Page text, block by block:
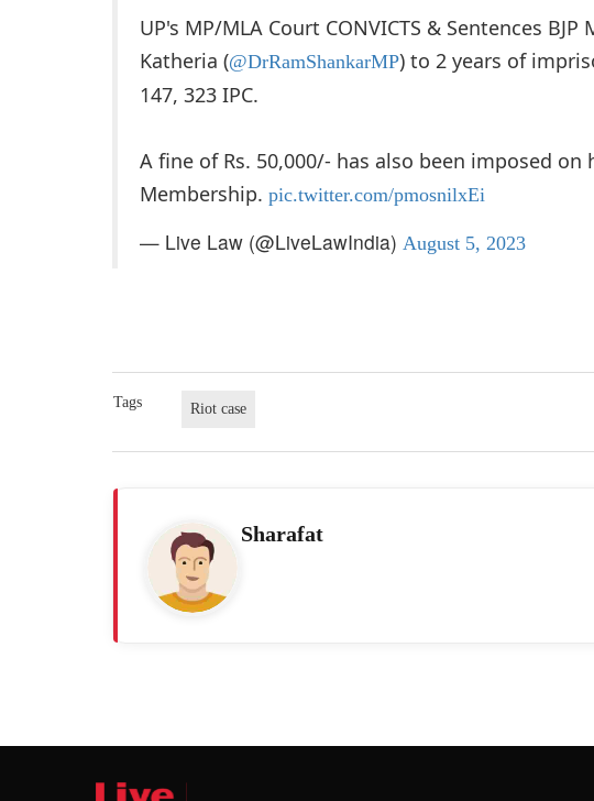
UP's MP/MLA Court CONVICTS & Sentences
Katheria (@DrRamShankarMP) to 2 years of
147, 323 IPC.
A fine of Rs. 50,000/- has also been imposed on
Membership. pic.twitter.com/pmosnilxEi
— Live Law (@LiveLawIndia) August 5, 2023
Tags Riot case
Sharafat